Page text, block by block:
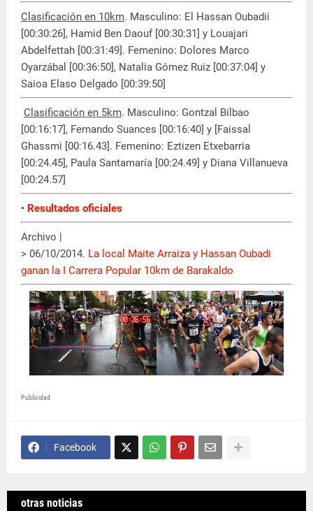
Clasificación en 10km. Masculino: El Hassan Oubadii
[00:30:26], Hamid Ben Daouf [00:30:31] y Louajari
Abdelfettah [00:31:49]. Femenino: Dolores Marco
Oyarzábal [00:36:50], Natalia Gómez Ruiz [00:37:04] y
Saioa Elaso Delgado [00:39:50]
Clasificación en 5km. Masculino: Gontzal Bilbao
[00:16:17], Fernando Suances [00:16:40] y [Faissal
Ghassmi [00:16.43]. Femenino: Eztizen Etxebarria
[00:24.45], Paula Santamaría [00:24.49] y Diana Villanueva
[00:24.57]
• Resultados oficiales
Archivo |
> 06/10/2014. La local Maite Arraiza y Hassan Oubadi
ganan la I Carrera Popular 10km de Barakaldo
Publicidad
Facebook
otras noticias